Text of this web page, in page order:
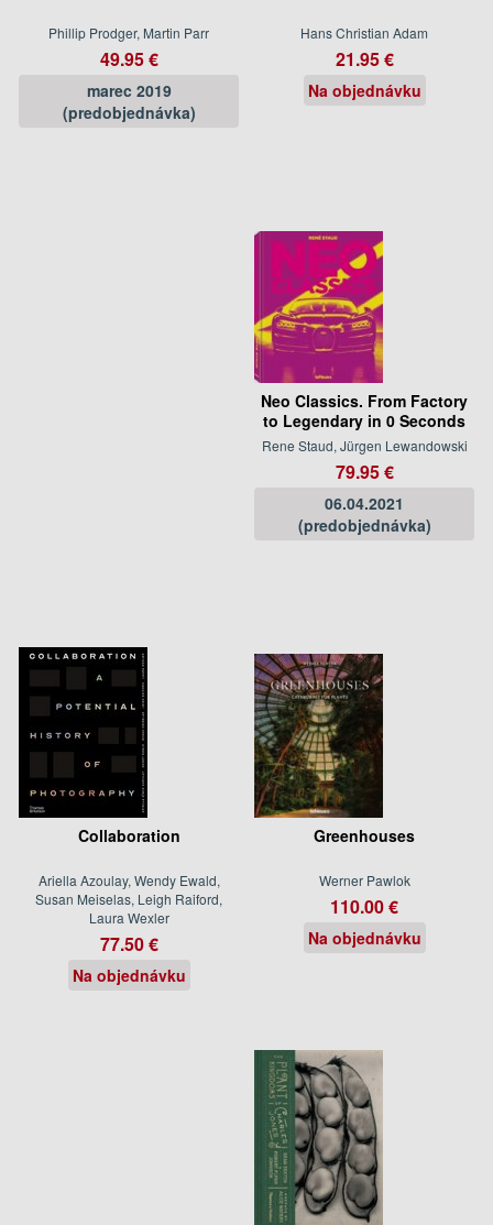
Phillip Prodger, Martin Parr
49.95 €
marec 2019
(predobjednávka)
Hans Christian Adam
21.95 €
Na objednávku
Neo Classics. From Factory
to Legendary in 0 Seconds
Rene Staud, Jürgen Lewandowski
79.95 €
06.04.2021
(predobjednávka)
Collaboration
Ariella Azoulay, Wendy Ewald,
Susan Meiselas, Leigh Raiford,
Laura Wexler
77.50 €
Na objednávku
Greenhouses
Werner Pawlok
110.00 €
Na objednávku